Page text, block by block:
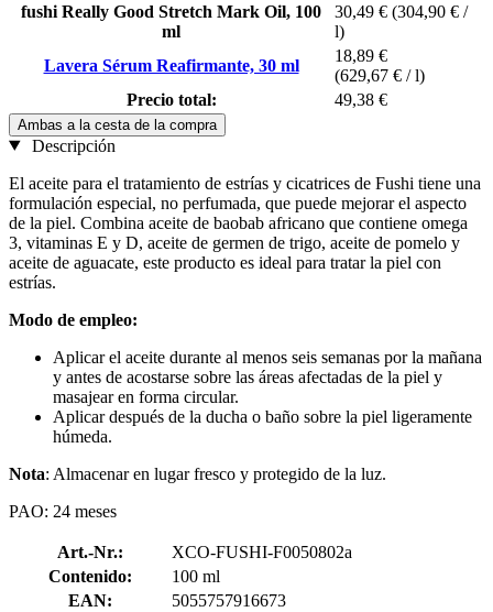
fushi Really Good Stretch Mark Oil, 100
ml
30,49 € (304,90 € /
l)
Lavera Sérum Reafirmante, 30 ml
18,89 €
(629,67 € / l)
Precio total:
49,38 €
Ambas a la cesta de la compra
Descripción
El aceite para el tratamiento de estrías y cicatrices de Fushi tiene una
formulación especial, no perfumada, que puede mejorar el aspecto
de la piel. Combina aceite de baobab africano que contiene omega
3, vitaminas E y D, aceite de germen de trigo, aceite de pomelo y
aceite de aguacate, este producto es ideal para tratar la piel con
estrías.
Modo de empleo:
Aplicar el aceite durante al menos seis semanas por la mañana
y antes de acostarse sobre las áreas afectadas de la piel y
masajear en forma circular.
Aplicar después de la ducha o baño sobre la piel ligeramente
húmeda.
Nota: Almacenar en lugar fresco y protegido de la luz.
PAO: 24 meses
Art.-Nr.:
XCO-FUSHI-F0050802a
Contenido:
100 ml
EAN:
5055757916673